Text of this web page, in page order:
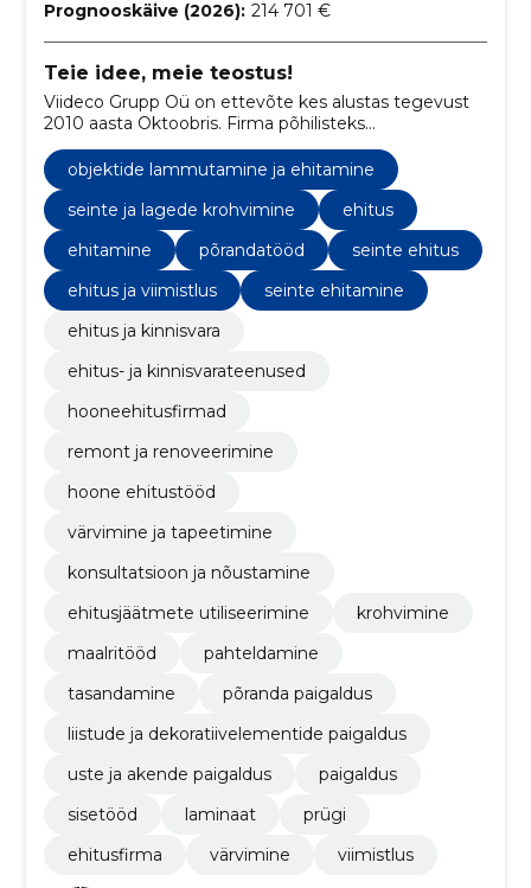
Prognooskäive (2026): 214 701 €
Teie idee, meie teostus!
Viideco Grupp Oü on ettevõte kes alustas tegevust
2010 aasta Oktoobris. Firma põhilisteks
tegevusaladeks on objektide lammutus, ehitus,
remont ja renoveerimine
objektide lammutamine ja ehitamine
seinte ja lagede krohvimine
ehitus
ehitamine
põrandatööd
seinte ehitus
ehitus ja viimistlus
seinte ehitamine
ehitus ja kinnisvara
ehitus- ja kinnisvarateenused
hooneehitusfirmad
remont ja renoveerimine
hoone ehitustööd
värvimine ja tapeetimine
konsultatsioon ja nõustamine
ehitusjäätmete utiliseerimine
krohvimine
maalritööd
pahteldamine
tasandamine
põranda paigaldus
liistude ja dekoratiivelementide paigaldus
uste ja akende paigaldus
paigaldus
sisetööd
laminaat
prügi
ehitusfirma
värvimine viimistlus